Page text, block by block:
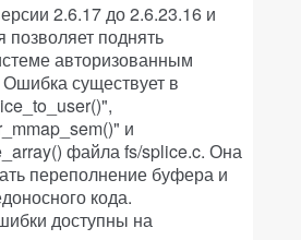
2.6.17 до 2.6.23.16 и
позволяет поднять
авторизованным
существует в
и
файла fs/splice.c. Она
переполнение буфера и
кода.
доступны на